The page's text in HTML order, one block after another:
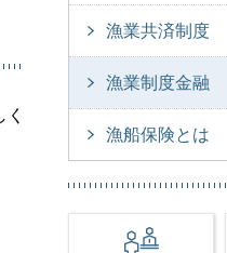
漁業共済制度
漁業制度金融
漁船保険とは